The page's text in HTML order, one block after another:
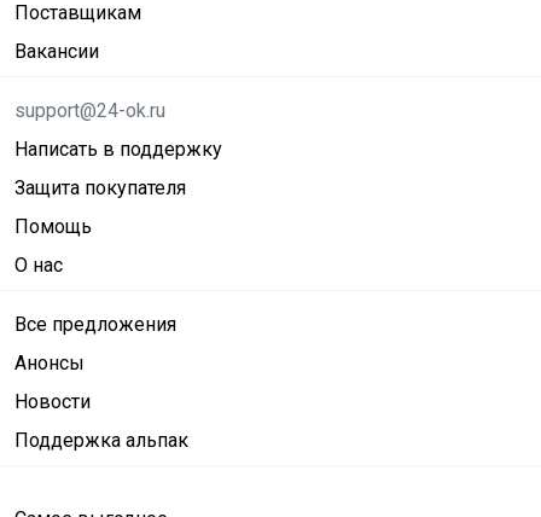
Поставщикам
Вакансии
support@24-ok.ru
Написать в поддержку
Защита покупателя
Помощь
О нас
Все предложения
Анонсы
Новости
Поддержка альпак